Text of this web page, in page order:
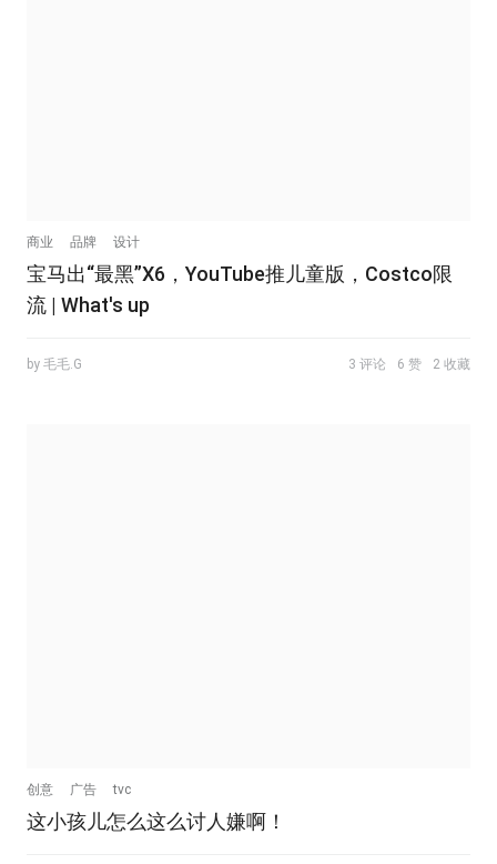
商业 品牌 设计
宝马出“最黑”X6，YouTube推儿童版，Costco限
流 | What's up
by 毛毛.G 3 评论 6 赞 2 收藏
创意 广告 tvc
这小孩儿怎么这么讨人嫌啊！